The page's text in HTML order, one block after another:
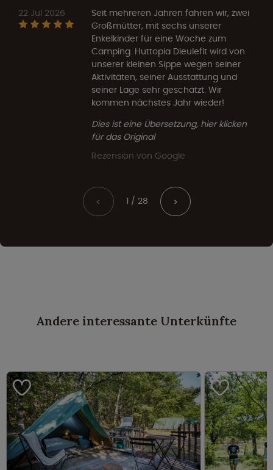
22 Jul 2026
Seit mehreren Jahren fahren wir, zwei
Großmütter, mit sechs unserer
Enkelkinder für eine Woche zum
Camping. Huttopia Dieulefit wird von
unserer kleinen Sippe wegen seiner
Aktivitäten, seiner Ausstattung und
seiner Lage sehr geschätzt. Wir
kommen nächstes Jahr wieder!
Dies ist eine Übersetzung, hier klicken
für das Original
Rezension von Google
< 1 / 28 >
Andere interessante Unterkünfte